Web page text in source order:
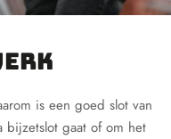
is een goed slot van
gaat of om het